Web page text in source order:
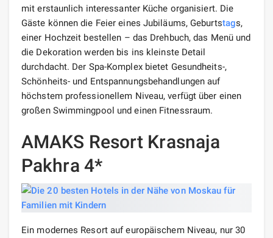
mit erstaunlich interessanter Küche organisiert. Die
Gäste können die Feier eines Jubiläums, Geburtstags,
einer Hochzeit bestellen – das Drehbuch, das Menü und
die Dekoration werden bis ins kleinste Detail
durchdacht. Der Spa-Komplex bietet Gesundheits-,
Schönheits- und Entspannungsbehandlungen auf
höchstem professionellem Niveau, verfügt über einen
großen Swimmingpool und einen Fitnessraum.
AMAKS Resort Krasnaja
Pakhra 4*
Ein modernes Resort auf europäischem Niveau, nur 30